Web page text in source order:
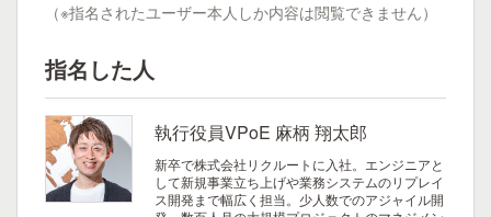
（※指名されたユーザー本人しか内容は閲覧できません）
指名した人
執行役員VPoE 麻柄 翔太郎
新卒で株式会社リクルートに入社。エンジニアと
して新規事業立ち上げや業務システムのリプレイ
ス開発まで幅広く担当。少人数でのアジャイル開